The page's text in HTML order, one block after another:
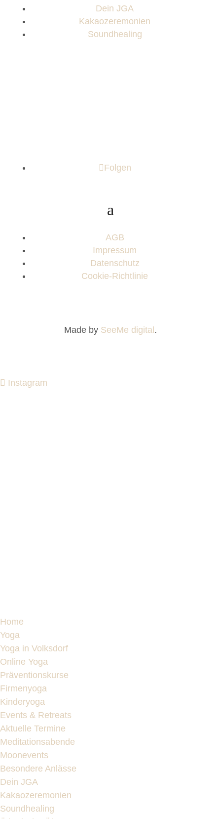
Dein JGA
Kakaozeremonien
Soundhealing
Folgen
AGB
Impressum
Datenschutz
Cookie-Richtlinie
Made by SeeMe digital .
Instagram
Home
Yoga
Yoga in Volksdorf
Online Yoga
Präventionskurse
Firmenyoga
Kinderyoga
Events & Retreats
Aktuelle Termine
Meditationsabende
Moonevents
Besondere Anlässe
Dein JGA
Kakaozeremonien
Soundhealing